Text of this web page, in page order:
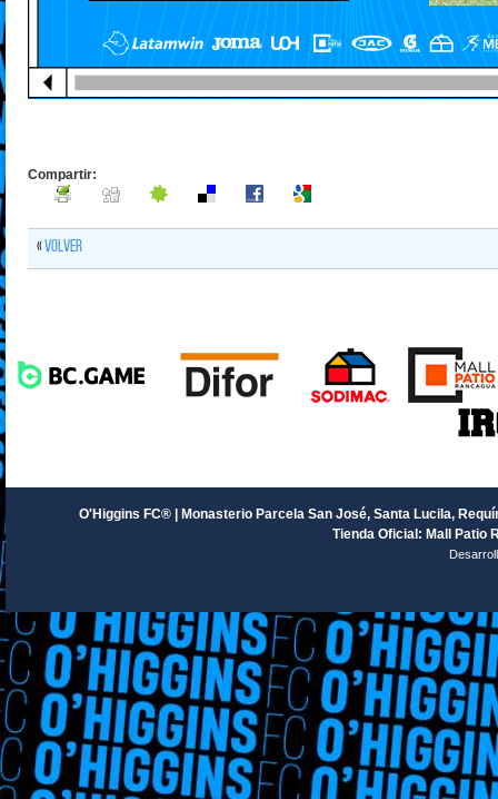
Compartir:
«Volver
O'Higgins FC® | Monasterio Parcela San José, Santa Lucila,
Tienda Oficial: Mall Patio